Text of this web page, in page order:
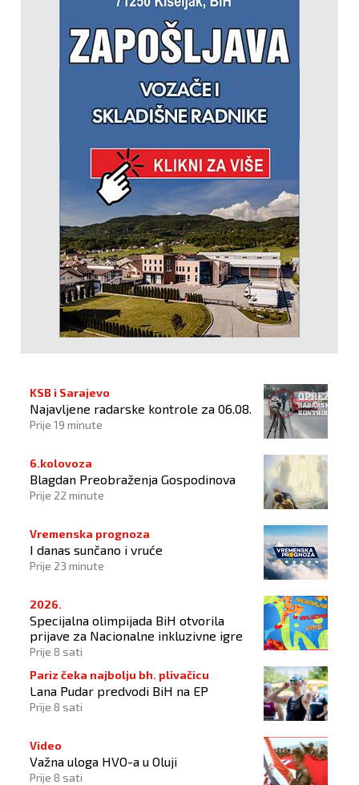
KSB i Sarajevo
Najavljene radarske kontrole za 06.08.
Prije 19 minute
6.kolovoza
Blagdan Preobraženja Gospodinova
Prije 22 minute
Vremenska prognoza
I danas sunčano i vruće
Prije 23 minute
2026.
Specijalna olimpijada BiH otvorila
prijave za Nacionalne inkluzivne igre
Prije 8 sati
Pariz čeka najbolju bh. plivačicu
Lana Pudar predvodi BiH na EP
Prije 8 sati
Video
Važna uloga HVO-a u Oluji
Prije 8 sati